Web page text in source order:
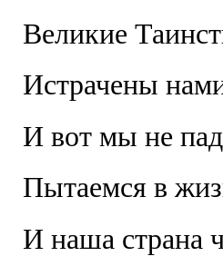
Великие
Истрачены
И вот мы не
Пытаемся в
И наша страна